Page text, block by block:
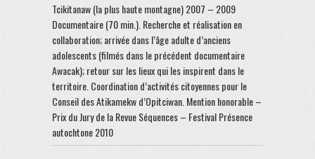
Tcikitanaw (la plus haute montagne) 2007 – 2009
Documentaire (70 min.). Recherche et réalisation en
collaboration; arrivée dans l’âge adulte d’anciens
adolescents (filmés dans le précédent documentaire
Awacak); retour sur les lieux qui les inspirent dans le
territoire. Coordination d’activités citoyennes pour le
Conseil des Atikamekw d’Opitciwan. Mention honorable –
Prix du Jury de la Revue Séquences – Festival Présence
autochtone 2010